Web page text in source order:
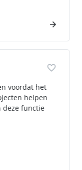
voordat het
helpen
deze functie